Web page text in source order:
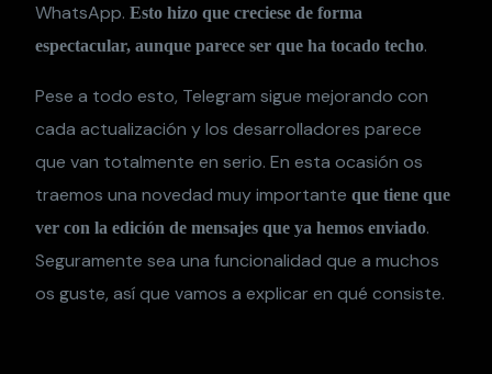
WhatsApp.Esto hizo que creciese de forma
espectacular, aunque parece ser que ha tocado techo.
Pese a todo esto, Telegram sigue mejorando con
cada actualización y los desarrolladores parece
que van totalmente en serio. En esta ocasión os
traemos una novedad muy importanteque tiene que
ver con la edición de mensajes que ya hemos enviado.
Seguramente sea una funcionalidad que a muchos
os guste, así que vamos a explicar en qué consiste.